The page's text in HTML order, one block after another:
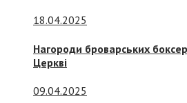
18.04.2025
Нагороди броварських
Церкві
09.04.2025